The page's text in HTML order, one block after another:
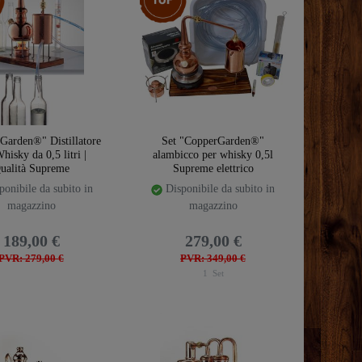
Distillatore
da 0,5 litri |
Supreme
da subito in
magazzino
279,00 €
189,00 €
Set "CopperGarden®"
alambicco per whisky 0,5l
Supreme elettrico
Disponibile da subito in
magazzino
PVR: 349,00 €
279,00 €
1 Set